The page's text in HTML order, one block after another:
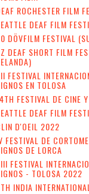
ROCHESTER FILM
DEAF FILM
DÖVFILM FESTIVAL
DEAF SHORT FILM
FESTIVAL
EN TOLOSA
FESTIVAL DE CINE
DEAF FILM
D'OEIL 2022
FESTIVAL DE
DE LORCA
FESTIVAL
- TOLOSA 2022
INDIA